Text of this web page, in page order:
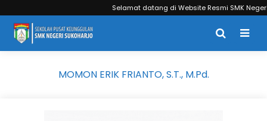
Selamat datang di Website Resmi SMK Negeri
MOMON ERIK FRIANTO, S.T., M.Pd.